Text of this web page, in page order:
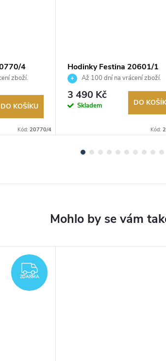
4
zboží.
DO KOŠÍKU
Kód: 20770/4
Hodinky Festina 20601/1
Až 100 dní na vrácení zboží.
Autorizovaný prodejce.
3 490 Kč
Skladem DO
Kód:
ZDARMA
ZDARMA